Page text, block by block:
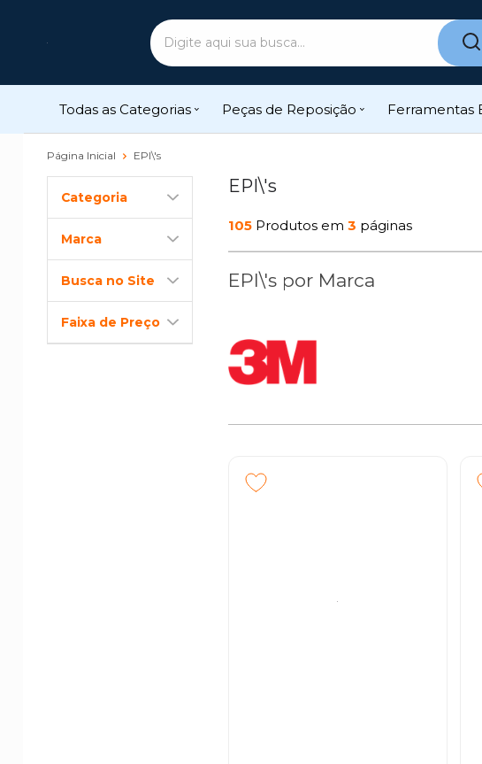
Todas as Categorias Peças de Reposição Ferramentas
Página Inicial EPI\'s
Categoria
Marca
Busca no Site
Faixa de Preço
EPI\'s
105 Produtos em 3 páginas
EPI\'s por Marca